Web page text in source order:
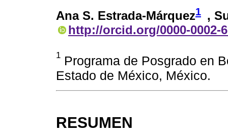
Ana S. Estrada-Márquez1 ,
http://orcid.org/0000-0002-
1 Programa de Posgrado en
Estado de México, México.
RESUMEN